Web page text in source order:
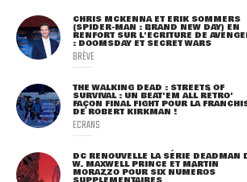
CHRIS MCKENNA ET ERIK SOMMERS
(SPIDER-MAN : BRAND NEW DAY) EN
RENFORT SUR L'ÉCRITURE DE
: DOOMSDAY ET SECRET WARS
BRÈVE
THE WALKING DEAD : STREETS OF
SURVIVAL : UN BEAT'EM ALL RÉTRO'
FAÇON FINAL FIGHT POUR LA
DE ROBERT KIRKMAN !
ECRANS
DC RENOUVELLE LA SÉRIE DEADMAN
W. MAXWELL PRINCE ET MARTIN
MORAZZO POUR SIX NUMÉROS